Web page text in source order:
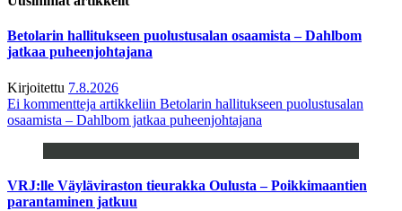
Betolarin hallitukseen puolustusalan osaamista – Dahlbom
jatkaa puheenjohtajana
Kirjoitettu 7.8.2026
Ei kommentteja artikkeliin Betolarin hallitukseen puolustusalan
osaamista – Dahlbom jatkaa puheenjohtajana
VRJ:lle Väyläviraston tieurakka Oulusta – Poikkimaantien
parantaminen jatkuu